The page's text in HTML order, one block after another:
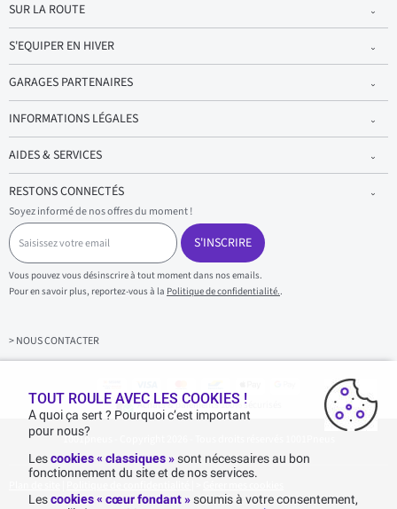
SUR LA ROUTE
S'EQUIPER EN HIVER
GARAGES PARTENAIRES
INFORMATIONS LÉGALES
AIDES & SERVICES
RESTONS CONNECTÉS
Soyez informé de nos offres du moment !
S
a
i
s
i
s
z
v
S'INSCRIRE
Vous pouvez vous désinscrire à tout moment dans nos emails.
Pour en savoir plus, reportez-vous à la Politique de confidentialité..
> NOUS CONTACTER
Achats & paiements 100% sécurisés
1001pneus - Copyright 2026 - Tous droits réservés 1001Pneus
TOUT ROULE AVEC LES COOKIES !
A quoi ça sert ? Pourquoi c’est important
pour nous?
Lescookies « classiques »sont nécessaires au bon
fonctionnement du site et de nos services.
Lescookies « cœur fondant » soumis à votre consentement,